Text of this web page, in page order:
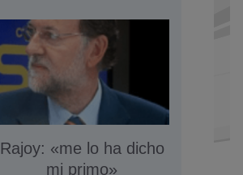
Rajoy: «me lo ha dicho
mi primo»